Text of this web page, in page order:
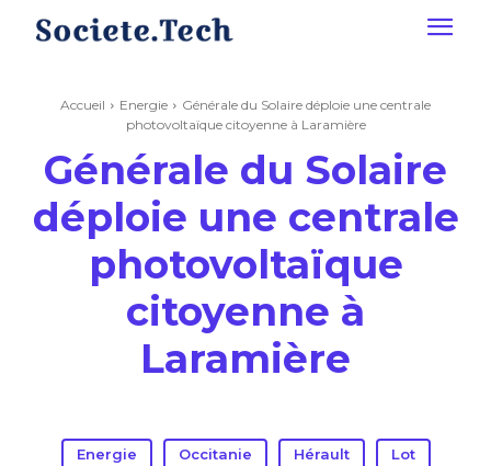
Accueil Energie
Générale du Solaire déploie une centrale
photovoltaïque citoyenne à Laramière
Générale du Solaire
déploie une centrale
photovoltaïque
citoyenne à
Laramière
Energie Occitanie Hérault Lot